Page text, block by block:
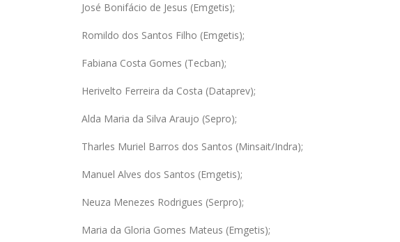
José Bonifácio de Jesus (Emgetis);
Romildo dos Santos Filho (Emgetis);
Fabiana Costa Gomes (Tecban);
Herivelto Ferreira da Costa (Dataprev);
Alda Maria da Silva Araujo (Sepro);
Tharles Muriel Barros dos Santos (Minsait/Indra);
Manuel Alves dos Santos (Emgetis);
Neuza Menezes Rodrigues (Serpro);
Maria da Gloria Gomes Mateus (Emgetis);